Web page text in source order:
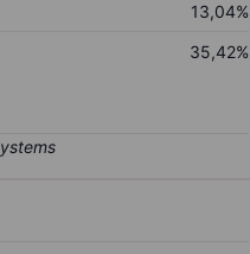
13,04%
35,42%